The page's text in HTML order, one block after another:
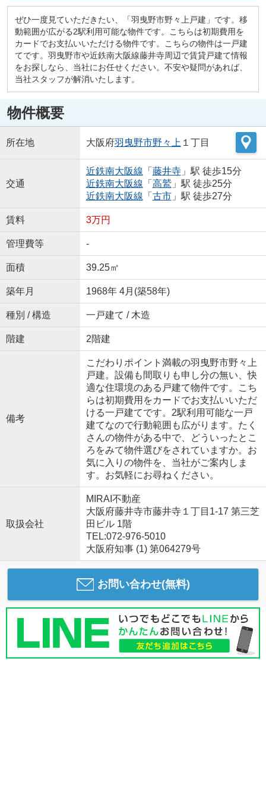
ぜひ一度見ていただきたい、「羽曳野市野々上戸建」です。移
動範囲が広がる2駅利用可能な物件です。こちらは初期費用を
カードでお支払いいただける物件です。こちらの物件は一戸建
てです。羽曳野市や近鉄南大阪線藤井寺周辺で賃貸戸建て情報
をお探しなら、当社にお任せください。不安や疑問があれば、
当社スタッフが解消いたします。
物件概要
所在地 大阪府羽曳野市野々上 １丁目
交通
近鉄南大阪線 「 藤井寺」駅 徒歩15分
近鉄南大阪線 「 高鷲」駅 徒歩25分
近鉄南大阪線 「 古市」駅 徒歩27分
賃料 3万円
管理費等 -
面積 39.25㎡
築年月 1968年 4月(築58年)
種別 / 構造 一戸建て / 木造
階建 2階建
備考
こだわりポイント満載の羽曳野市野々上
戸建。設備も間取りも申し分の無い、快
適な住環境のある戸建て物件です。こち
らは初期費用をカードでお支払いいただ
ける一戸建てです。2駅利用可能な一戸
建てなので行動範囲も広がります。たく
さんの物件がある中で、どういったとこ
ろをみて物件選びをされていますか。お
気に入りの物件を、当社がご案内しま
す。お気軽にお尋ねください。
取扱会社
MIRAI不動産
大阪府藤井寺市藤井寺１丁目1-17 第三芝
田ビル 1階
TEL:072-976-5010
大阪府知事 (1) 第064279号
お問い合わせ(無料)